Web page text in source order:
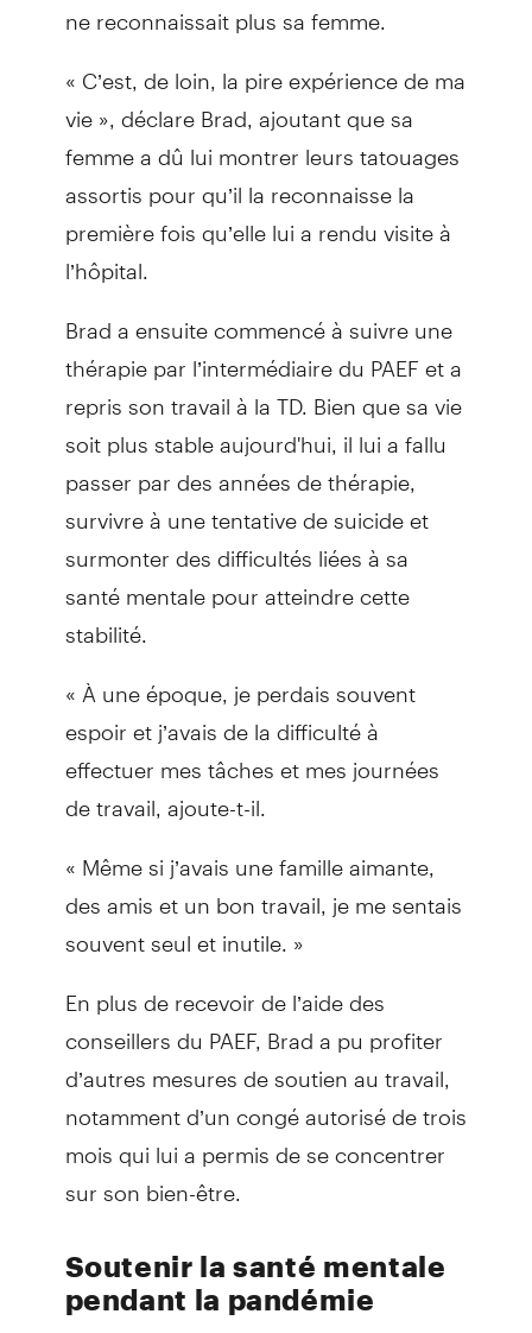
ne reconnaissait plus sa femme.
« C’est, de loin, la pire expérience de ma
vie », déclare Brad, ajoutant que sa
femme a dû lui montrer leurs tatouages
assortis pour qu’il la reconnaisse la
première fois qu’elle lui a rendu visite à
l’hôpital.
Brad a ensuite commencé à suivre une
thérapie par l’intermédiaire du PAEF et a
repris son travail à la TD. Bien que sa vie
soit plus stable aujourd'hui, il lui a fallu
passer par des années de thérapie,
survivre à une tentative de suicide et
surmonter des difficultés liées à sa
santé mentale pour atteindre cette
stabilité.
« À une époque, je perdais souvent
espoir et j’avais de la difficulté à
effectuer mes tâches et mes journées
de travail, ajoute-t-il.
« Même si j’avais une famille aimante,
des amis et un bon travail, je me sentais
souvent seul et inutile. »
En plus de recevoir de l’aide des
conseillers du PAEF, Brad a pu profiter
d’autres mesures de soutien au travail,
notamment d’un congé autorisé de trois
mois qui lui a permis de se concentrer
sur son bien-être.
Soutenir la santé mentale
pendant la pandémie